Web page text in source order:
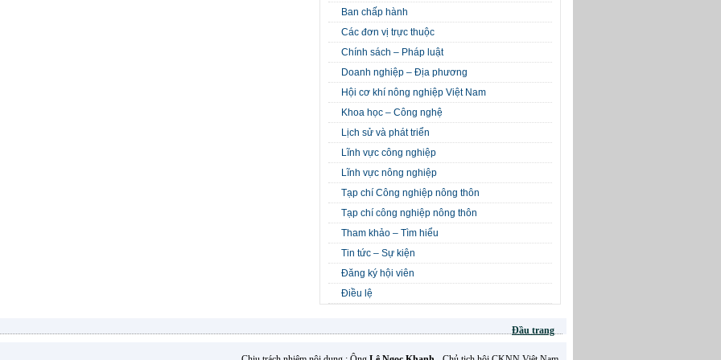
Ban chấp hành
Các đơn vị trực thuộc
Chính sách – Pháp luật
Doanh nghiệp – Địa phương
Hội cơ khí nông nghiệp Việt Nam
Khoa học – Công nghệ
Lịch sử và phát triển
Lĩnh vực công nghiệp
Lĩnh vực nông nghiệp
Tạp chí Công nghiệp nông thôn
Tạp chí công nghiệp nông thôn
Tham khảo – Tìm hiểu
Tin tức – Sự kiện
Đăng ký hội viên
Điều lệ
Đầu trang